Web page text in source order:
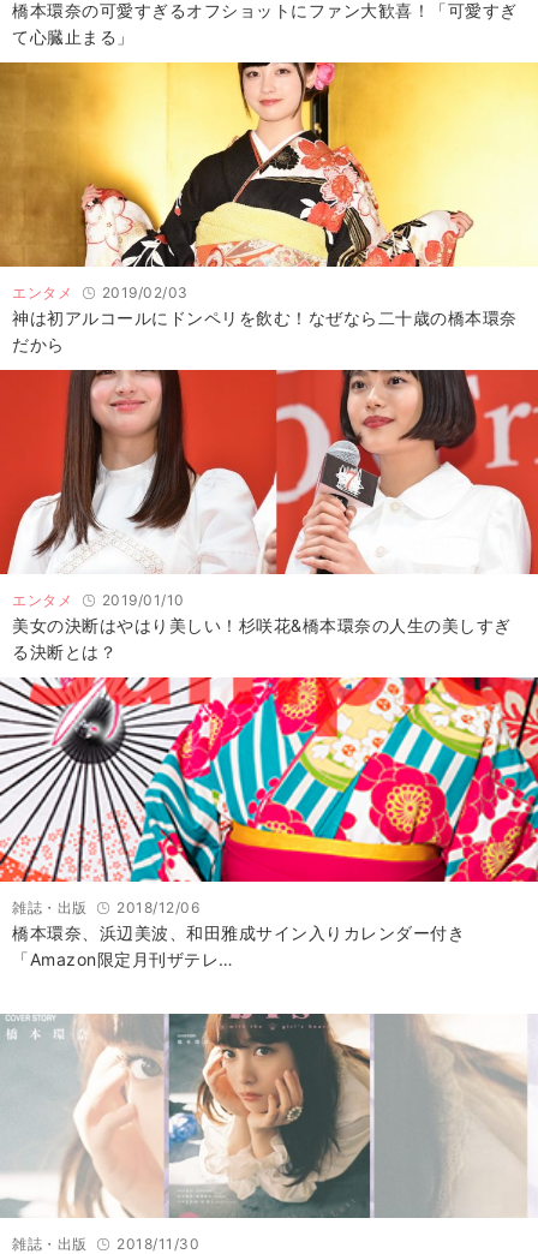
橋本環奈の可愛すぎるオフショットにファン大歓喜！「可愛すぎ
て心臓止まる」
エンタメ 2019/02/03
神は初アルコールにドンペリを飲む！なぜなら二十歳の橋本環奈
だから
エンタメ 2019/01/10
美女の決断はやはり美しい！杉咲花&橋本環奈の人生の美しすぎ
る決断とは？
雑誌・出版 2018/12/06
橋本環奈、浜辺美波、和田雅成サイン入りカレンダー付き
「Amazon限定月刊ザテレ…
雑誌・出版 2018/11/30